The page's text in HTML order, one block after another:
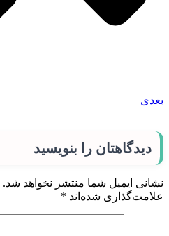
بعدی
دیدگاهتان را بنویسید
نشانی ایمیل شما منتشر نخواهد شد.
علامت‌گذاری شده‌اند *